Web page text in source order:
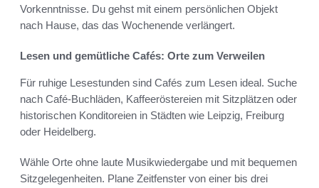
Vorkenntnisse. Du gehst mit einem persönlichen Objekt
nach Hause, das das Wochenende verlängert.
Lesen und gemütliche Cafés: Orte zum Verweilen
Für ruhige Lesestunden sind Cafés zum Lesen ideal. Suche
nach Café-Buchläden, Kaffeeröstereien mit Sitzplätzen oder
historischen Konditoreien in Städten wie Leipzig, Freiburg
oder Heidelberg.
Wähle Orte ohne laute Musikwiedergabe und mit bequemen
Sitzgelegenheiten. Plane Zeitfenster von einer bis drei